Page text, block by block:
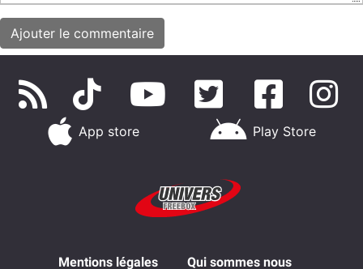
App store Play Store
Mentions légales Qui sommes nous